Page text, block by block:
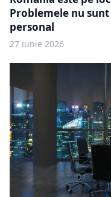
Problemele nu
personal
27 iunie 2026